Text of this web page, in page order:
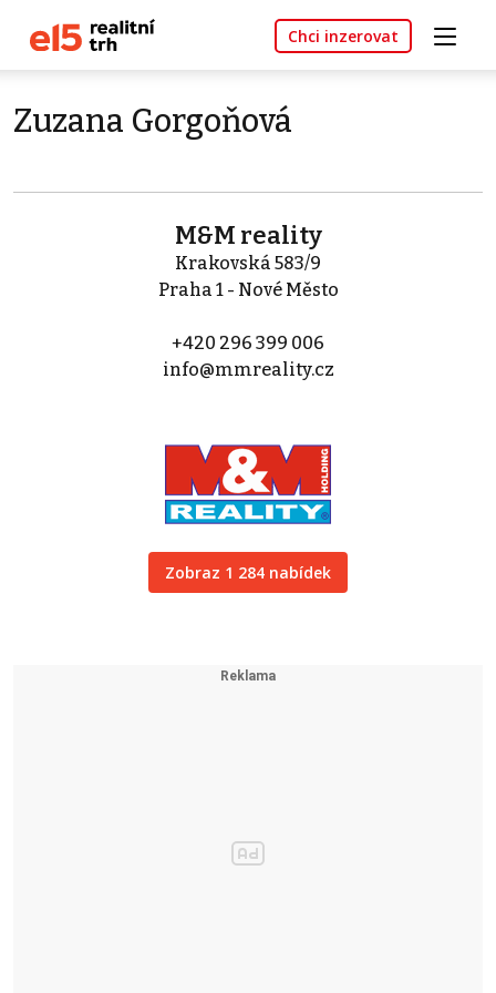
Chci inzerovat
Zuzana Gorgoňová
M&M reality
Krakovská 583/9
Praha 1 - Nové Město
+420 296 399 006
info@mmreality.cz
Zobraz 1 284 nabídek